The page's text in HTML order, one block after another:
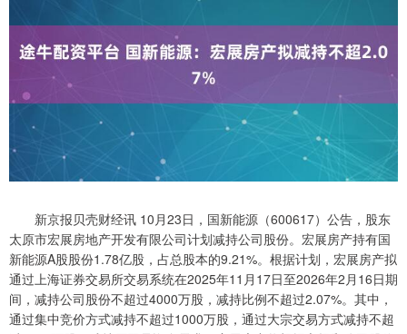
新京报贝壳财经讯 10月23日，国新能源（600617）公告，股东
太原市宏展房地产开发有限公司计划减持公司股份。宏展房产持有国
新能源A股股份1.78亿股，占总股本的9.21%。根据计划，宏展房产拟
通过上海证券交易所交易系统在2025年11月17日至2026年2月16日期
间，减持公司股份不超过4000万股，减持比例不超过2.07%。其中，
通过集中竞价方式减持不超过1000万股，通过大宗交易方式减持不超